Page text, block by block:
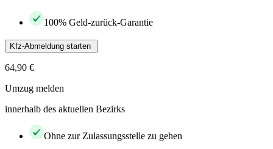
100% Geld-zurück-Garantie
Kfz-Abmeldung starten
64,90 €
Umzug melden
innerhalb des aktuellen Bezirks
Ohne zur Zulassungsstelle zu gehen